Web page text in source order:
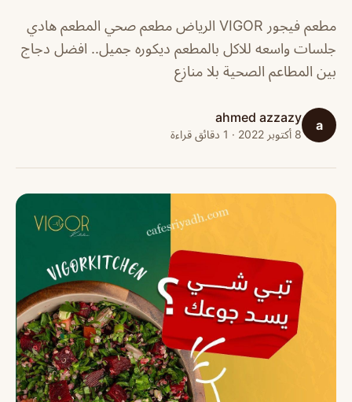
مطعم فيجور VIGOR الرياض مطعم صحي المطعم هادي
جلسات واسعه للاكل بالمطعم ديكوره جميل.. افضل دجاج
بين المطاعم الصحية بلا منازع
a
ahmed azzazy
8 أكتوبر 2022 · 1 دقائق قراءة